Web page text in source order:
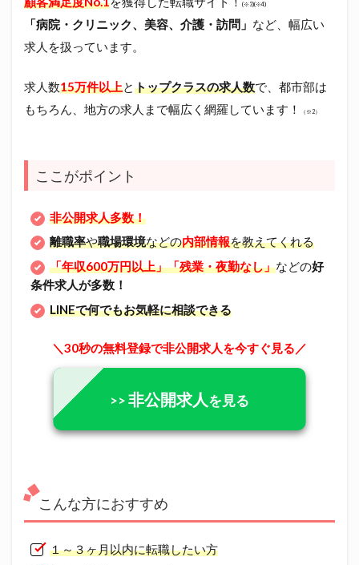
(※3)(※4)
「病院・クリニック、美容、介護・訪問」 など、幅広い
求人を扱っています。
求人数15万件以上とトップクラスの求人数で、都市部は
もちろん、地方の求人まで幅広く網羅しています！
（※2）
ここがポイント
非公開求人多数！
離職率や職場環境などの内部情報を教えてくれる
「年収600万円以上」「残業・夜勤なし」などの好
条件求人が多数！
LINEで何でもお気軽に相談できる
＼30秒の無料登録で非公開求人を今すぐ見る／
>> 非公開求人 を見る
こんな方におすすめ
１～３ヶ月以内に転職したい方